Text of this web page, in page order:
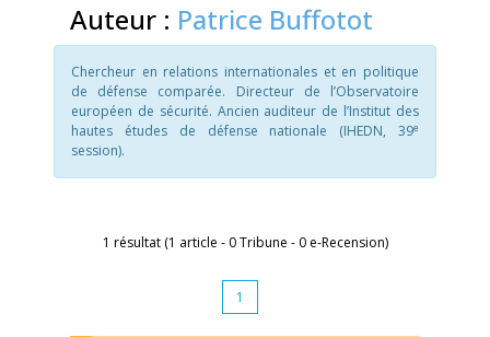
Auteur : Patrice Buffotot
Chercheur en relations internationales et en politique
de défense comparée. Directeur de l’Observatoire
européen de sécurité. Ancien auditeur de l’Institut des
hautes études de défense nationale (IHEDN, 39e
session).
1 résultat (1 article - 0 Tribune - 0 e-Recension)
1